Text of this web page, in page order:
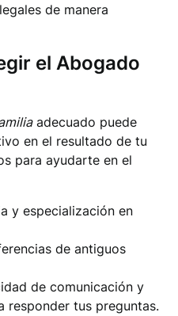
de manera
el Abogado
adecuado puede
en el resultado de tu
para ayudarte en el
y especialización en
de antiguos
de comunicación y
responder tus preguntas.